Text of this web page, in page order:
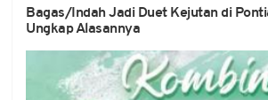
Bagas/Indah Jadi Duet Kejutan di
Ungkap Alasannya